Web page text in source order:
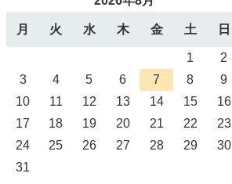
月 火 水 木 金 土 日
1
2
3
4 5 6 7 8
9
10
11 12 13 14 15
16
17
18 19 20 21 22
23
24
25 26 27 28 29
30
31